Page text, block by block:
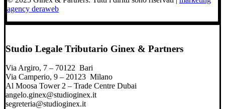
agency deraweb
Studio Legale Tributario Ginex & Partners
Via Argiro, 7 – 70122 Bari
Via Camperio, 9 – 20123 Milano
Al Moosa Tower 2 – Trade Centre Dubai
angelo.ginex@studioginex.it
segreteria@studioginex.it